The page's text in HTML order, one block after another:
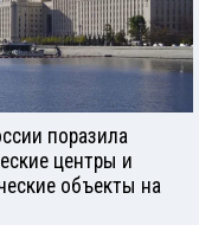
поразила
центры и
объекты на